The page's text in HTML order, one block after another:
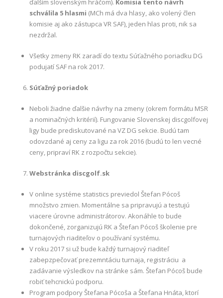
ďalším slovenským hráčom). Komisia tento návrh
schválila 5 hlasmi (MCh má dva hlasy, ako volený člen
komisie aj ako zástupca VR SAF), jeden hlas proti, nik sa
nezdržal.
Všetky zmeny RK zaradí do textu Súťažného poriadku DG
podujatí SAF na rok 2017.
Súťažný poriadok
Neboli žiadne ďalšie návrhy na zmeny (okrem formátu MSR
a nominačných kritérií). Fungovanie Slovenskej discgolfovej
ligy bude prediskutované na VZ DG sekcie. Budú tam
odovzdané aj ceny za ligu za rok 2016 (budú to len vecné
ceny, pripraví RK z rozpočtu sekcie).
Webstránka discgolf.sk
V online systéme statistics previedol Štefan Pócoš
množstvo zmien. Momentálne sa pripravujú a testujú
viacere úrovne administrátorov. Akonáhle to bude
dokončené, zorganizujú RK a Štefan Pócoš školenie pre
turnajových riaditeľov o používaní systému.
V roku 2017 si už bude každý turnajový riaditeľ
zabepzpečovať prezemntáciu turnaja, registráciu a
zadávanie výsledkov na stránke sám. Štefan Pócoš bude
robiť tehcnickú podporu.
Program podpory Štefana Pócoša a Štefana Hnáta, ktorí